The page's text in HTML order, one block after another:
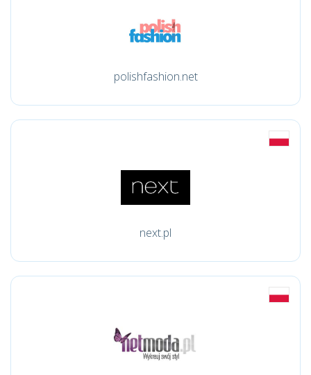
polishfashion.net
next.pl